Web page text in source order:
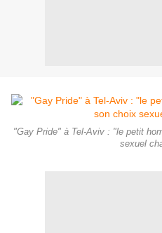
"Gay Pride" à Tel-Aviv : "le petit
sexuel